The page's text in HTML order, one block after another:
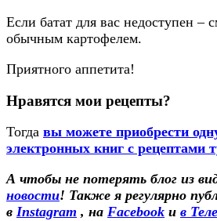
Если батат для вас недоступен –
обычным картофелем.
Приятного аппетита!
Нравятся мои рецепты?
Тогда вы можете приобрести
электронных книг с рецептами
А чтобы не потерять блог из
новости! Также я регулярно
в Instagram , на Facebook и в